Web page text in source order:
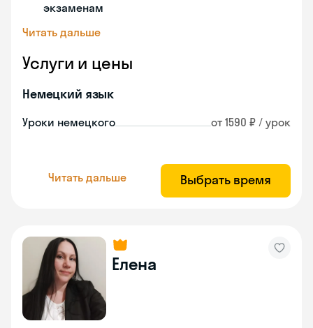
экзаменам
Читать дальше
Услуги и цены
Немецкий язык
Уроки немецкого от 1590 ₽ / урок
Читать дальше Выбрать время
Елена